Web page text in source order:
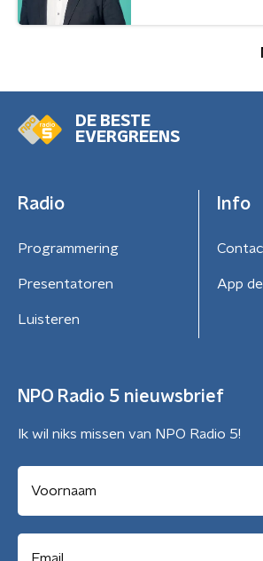
DE BESTE
EVERGREENS
Radio
Programmering
Presentatoren
Luisteren
Info
App
NPO Radio 5 nieuwsbrief
Ik wil niks missen van NPO Radio 5!